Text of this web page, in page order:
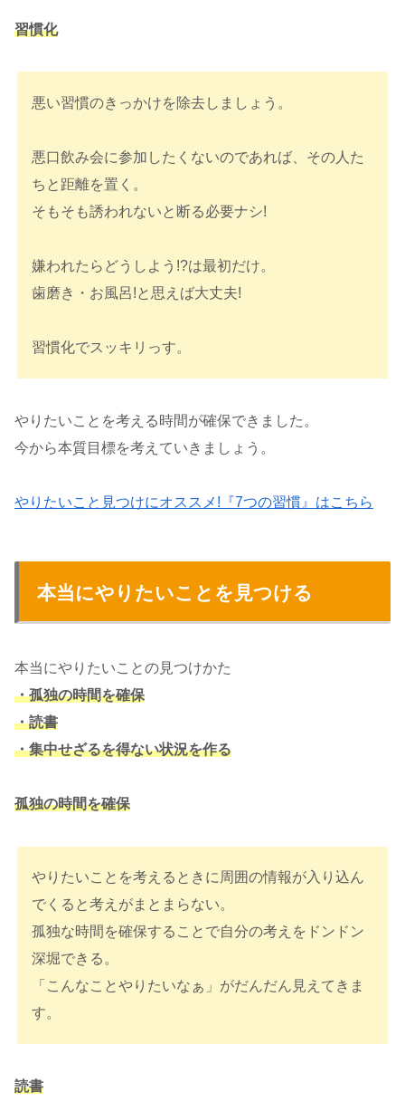
習慣化
悪い習慣のきっかけを除去しましょう。
悪口飲み会に参加したくないのであれば、その人た
ちと距離を置く。
そもそも誘われないと断る必要ナシ!
嫌われたらどうしよう!?は最初だけ。
歯磨き・お風呂!と思えば大丈夫!
習慣化でスッキリっす。
やりたいことを考える時間が確保できました。
今から本質目標を考えていきましょう。
やりたいこと見つけにオススメ!『7つの習慣』はこちら
本当にやりたいことを見つける
本当にやりたいことの見つけかた
・孤独の時間を確保
・読書
・集中せざるを得ない状況を作る
孤独の時間を確保
やりたいことを考えるときに周囲の情報が入り込ん
でくると考えがまとまらない。
孤独な時間を確保することで自分の考えをドンドン
深堀できる。
「こんなことやりたいなぁ」がだんだん見えてきま
す。
読書